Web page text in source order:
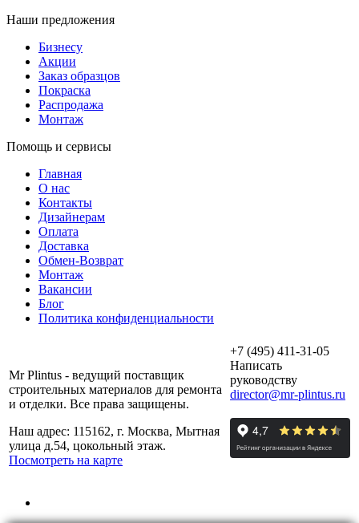
Наши предложения
Бизнесу
Акции
Заказ образцов
Покраска
Распродажа
Монтаж
Помощь и сервисы
Главная
О нас
Контакты
Дизайнерам
Оплата
Доставка
Обмен-Возврат
Монтаж
Вакансии
Блог
Политика конфиденциальности
Mr Plintus - ведущий поставщик
строительных материалов для ремонта
и отделки. Все права защищены.
Наш адрес: 115162, г. Москва, Мытная
улица д.54, цокольный этаж.
Посмотреть на карте
+7 (495) 411-31-05
Написать
руководству
director@mr-plintus.ru